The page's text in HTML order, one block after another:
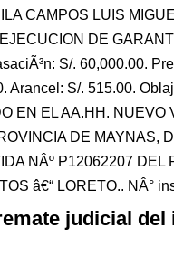
CAMPOS LUIS
DE
S/. 60,000.00.
Arancel: S/. 515.00.
EN EL AA.HH. NUEVO
DE MAYNAS,
NÂº P12062207 DEL
â€“ LORETO.. NÂ°
judicial del